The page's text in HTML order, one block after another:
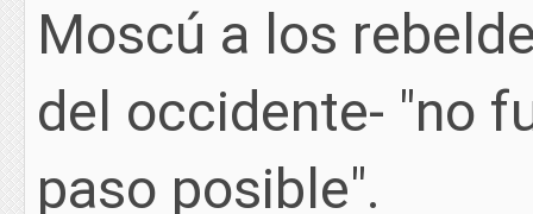
Moscú a los
del occidente- "no
paso posible".